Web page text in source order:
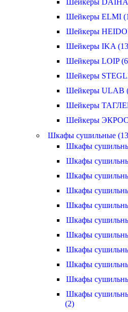
Шейкеры
Шейкеры ELMI
Шейкеры
Шейкеры IKA
Шейкеры LOIP
Шейкеры
Шейкеры ULAB
Шейкеры
Шейкеры
Шкафы сушильные
Шкафы
Шкафы
Шкафы
Шкафы
Шкафы
Шкафы
Шкафы
Шкафы
Шкафы
Шкафы
Шкафы
(2)